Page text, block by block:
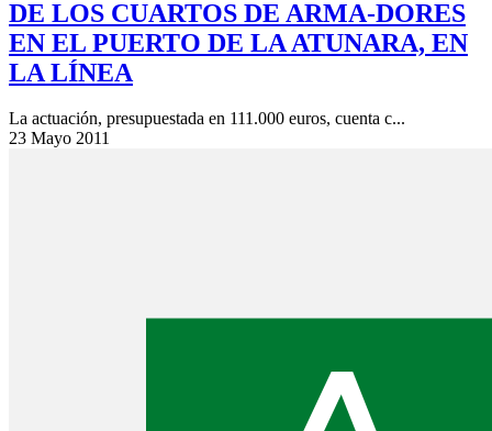
DE LOS CUARTOS DE ARMA-DORES
EN EL PUERTO DE LA ATUNARA, EN
LA LÍNEA
La actuación, presupuestada en 111.000 euros, cuenta c...
23 Mayo 2011